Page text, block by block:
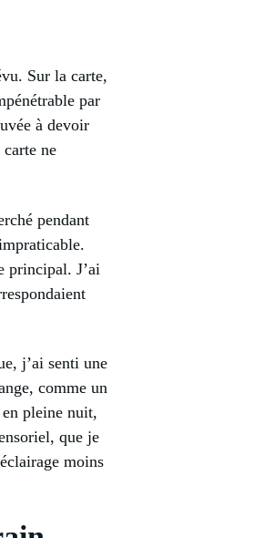
Sur la carte,
par
à devoir
ne
pendant
principal. J’ai
j’ai senti une
comme un
pleine nuit,
que je
moins